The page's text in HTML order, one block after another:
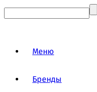
Меню
Бренды